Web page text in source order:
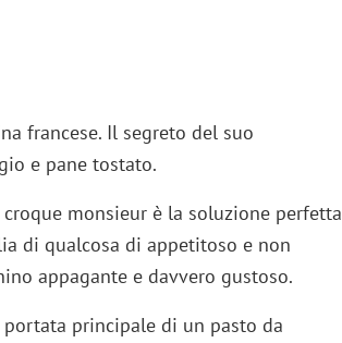
francese. Il segreto del suo
e pane tostato.
monsieur è la soluzione perfetta
di qualcosa di appetitoso e non
appagante e davvero gustoso.
principale di un pasto da